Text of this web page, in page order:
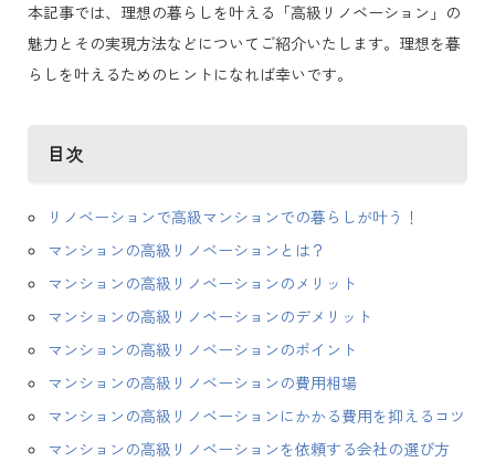
本記事では、理想の暮らしを叶える「高級リノベーション」の
魅力とその実現方法などについてご紹介いたします。理想を暮
らしを叶えるためのヒントになれば幸いです。
目次
リノベーションで高級マンションでの暮らしが叶う！
マンションの高級リノベーションとは？
マンションの高級リノベーションのメリット
マンションの高級リノベーションのデメリット
マンションの高級リノベーションのポイント
マンションの高級リノベーションの費用相場
マンションの高級リノベーションにかかる費用を抑えるコツ
マンションの高級リノベーションを依頼する会社の選び方